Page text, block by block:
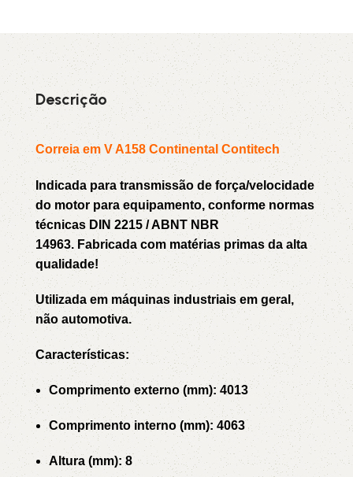
Descrição
Correia em V A158 Continental Contitech
Indicada para transmissão de força/velocidade
do motor para equipamento, conforme normas
técnicas DIN 2215 / ABNT NBR
14963. Fabricada com matérias primas da alta
qualidade!
Utilizada em máquinas industriais em geral,
não automotiva.
Características:
Comprimento externo (mm): 4013
Comprimento interno (mm): 4063
Altura (mm): 8